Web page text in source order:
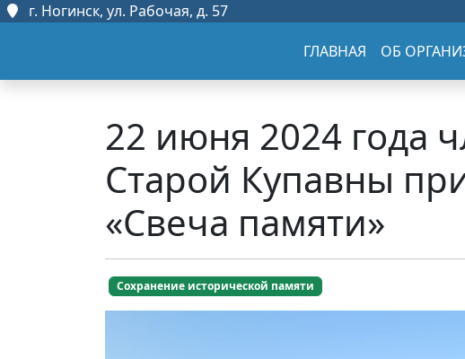
г. Ногинск, ул. Рабочая, д. 57
ГЛАВНАЯ ОБ
22 июня 2024 года
Старой Купавны
«Свеча памяти»
Сохранение исторической памяти